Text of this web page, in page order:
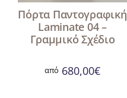
Πόρτα Παντογραφική
Laminate 04 –
Γραμμικό Σχέδιο
από 680,00€